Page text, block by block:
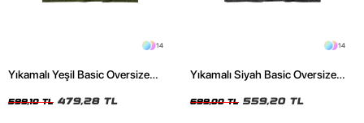
14
Yıkamalı Yeşil Basic Oversize
599,10 TL 479,28 TL
14
Yıkamalı Siyah Basic Oversize
699,00 TL 559,20 TL